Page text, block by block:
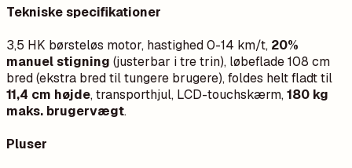
Tekniske specifikationer
3,5 HK børsteløs motor, hastighed 0-14 km/t, 20%
manuel stigning (justerbar i tre trin), løbeflade 108 cm
bred (ekstra bred til tungere brugere), foldes helt fladt til
11,4 cm højde, transporthjul, LCD-touchskærm,180 kg
maks. brugervægt.
Pluser